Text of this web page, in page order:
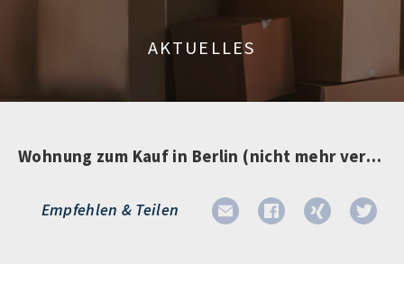
AKTUELLES
Wohnung zum Kauf in Berlin (nicht mehr verfügbar)
Empfehlen & Teilen